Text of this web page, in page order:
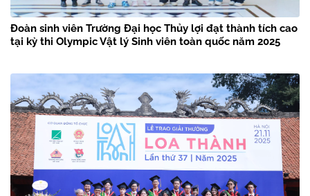
Đoàn sinh viên Trường Đại học Thủy lợi đạt thành tích cao
tại kỳ thi Olympic Vật lý Sinh viên toàn quốc năm 2025